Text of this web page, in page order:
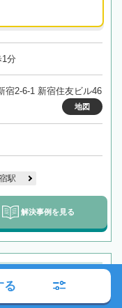
分
宿2-6-1 新宿住友ビル46
地図
駅
解決事例を見る
設定！遺言・相続
解決｜気さくで話
る